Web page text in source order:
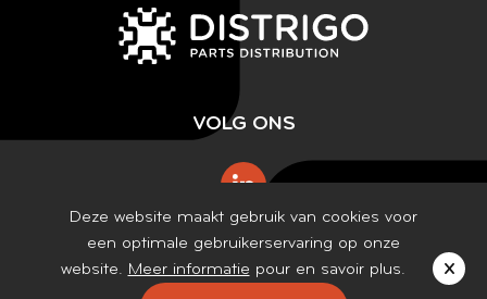
VOLG ONS
Deze website maakt gebruik van cookies voor
een optimale gebruikerservaring op onze
website. Meer informatie pour en savoir plus. X